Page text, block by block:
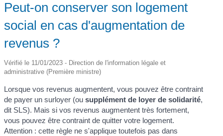
Peut-on conserver son logement
social en cas d'augmentation de
revenus ?
Vérifié le 11/01/2023 - Direction de l'information légale et
administrative (Première ministre)
Lorsque vos revenus augmentent, vous pouvez être contraint
de payer un surloyer (ousupplément de loyer de solidarité,
dit SLS). Mais si vos revenus augmentent très fortement,
vous pouvez être contraint de quitter votre logement.
Attention : cette règle ne s'applique toutefois pas dans